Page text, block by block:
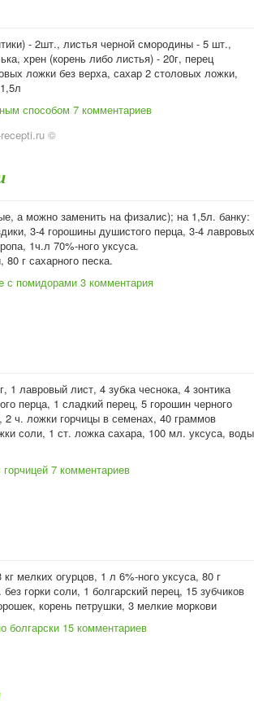
- 2шт., листья черной смородины - 5 шт.,
хрен (корень либо листья) - 20г, перец
ложки без верха, сахар 2 столовых ложки,
способом 7 комментариев
©
а можно заменить на физалис); на 1,5л. банку:
3-4 горошины душистого перца, 3-4 лавровых
1ч.л 70%-ного уксуса.
г сахарного песка.
с помидорами 3 комментария
1 лавровый лист, 4 зубка чеснока, 4 зонтика
перца, 1 сладкий перец, 5 горошин черного
ч. ложки горчицы в семенах, 40 граммов
соли, 1 ст. ложка сахара, 100 мл. уксуса, воды
7 комментариев
мелких огурцов, 1 л 6%-ного уксуса, 80 г
горки соли, 1 болгарский перец, 15 зубчиков
корень петрушки, 3 мелкие моркови
болгарски 15 комментариев